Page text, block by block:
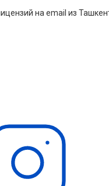
на email из